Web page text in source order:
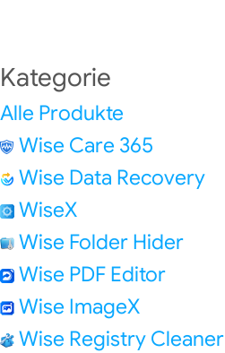
Kategorie
Alle Produkte
Wise Care 365
Wise Data Recovery
WiseX
Wise Folder Hider
Wise PDF Editor
Wise ImageX
Wise Registry Cleaner